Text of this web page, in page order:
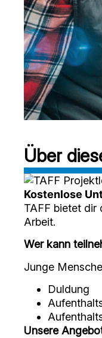
Über
Kostenlose
TAFF bietet dir
Arbeit.
Wer kann
Junge
Duldung
Unsere